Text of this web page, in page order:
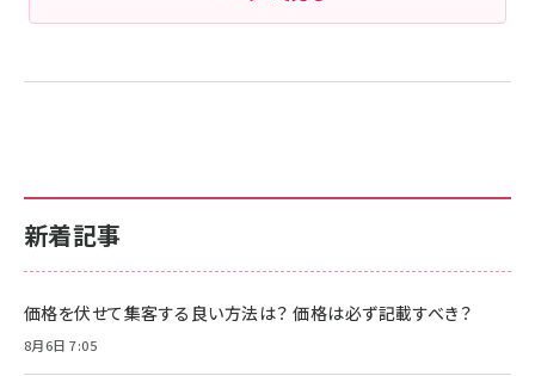
新着記事
価格を伏せて集客する良い方法は？ 価格は必ず記載すべき？
8月6日 7:05